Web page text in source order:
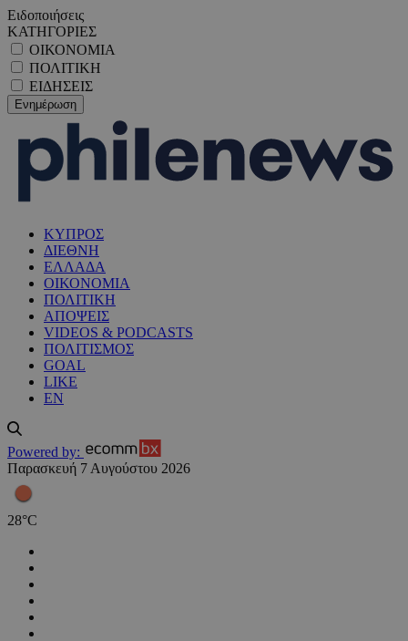
Ειδοποιήσεις
ΚΑΤΗΓΟΡΙΕΣ
ΟΙΚΟΝΟΜΙΑ
ΠΟΛΙΤΙΚΗ
ΕΙΔΗΣΕΙΣ
ΚΥΠΡΟΣ
ΔΙΕΘΝΗ
ΕΛΛΑΔΑ
ΟΙΚΟΝΟΜΙΑ
ΠΟΛΙΤΙΚΗ
ΑΠΟΨΕΙΣ
VIDEOS & PODCASTS
ΠΟΛΙΤΙΣΜΟΣ
GOAL
LIKE
EN
Powered by:
Παρασκευή 7 Αυγούστου 2026
28°C